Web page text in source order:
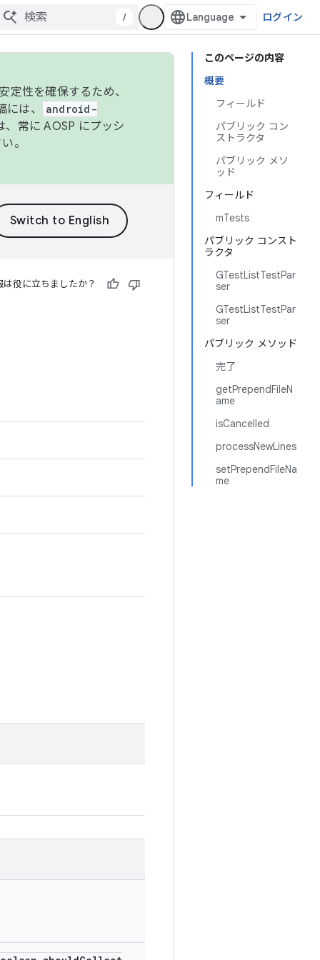
/ ログイン
このページの内容
概要
フィールド
パブリック コン
ストラクタ
パブリック メソ
ッド
フィールド
mTests
パブリック コンスト
ラクタ
GTestListTestPar
ser
GTestListTestPar
ser
パブリック メソッド
完了
getPrependFileN
ame
isCancelled
processNewLines
setPrependFileNa
me
性を確保するため、
は、
android-
常に AOSP にプッシ
。
は役に立ちましたか？